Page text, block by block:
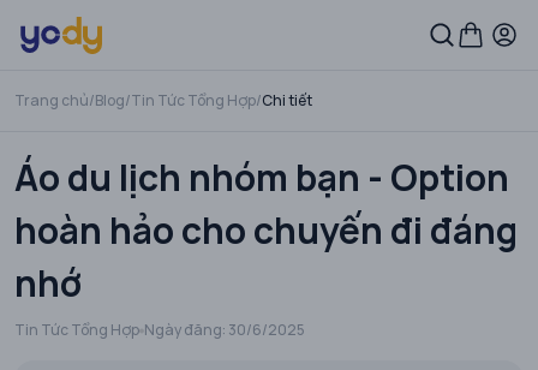
Trang chủ/Blog/Tin Tức Tổng Hợp/Chi tiết
Áo du lịch nhóm bạn - Option
hoàn hảo cho chuyến đi đáng
nhớ
Tin Tức Tổng Hợp Ngày đăng: 30/6/2025